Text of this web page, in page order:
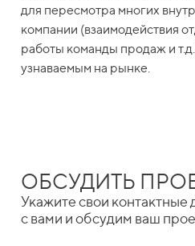
для пересмотра многих
компании (взаимодействия
работы команды продаж и
узнаваемым на рынке.
ОБСУДИТЬ
Укажите свои
с вами и обсудим ваш